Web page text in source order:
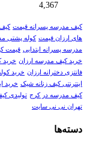
4,367
کیف مدرسه پسرانه قیمت
های ارزان قیمت کوله پشتی
مدرسه پسرانه ابتدایی قیمت
خرید کیف مدرسه ارزان خرید
فانتزی دخترانه ارزان خرید
اینترنتی کیف زنانه شیک خرید
کیف مدرسه در کرج تولیدی
تهران نی نی سایت
دسته‌ها